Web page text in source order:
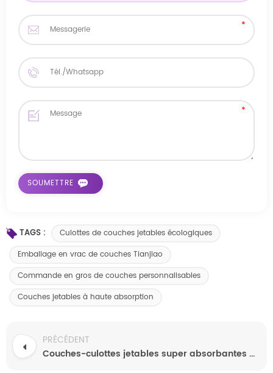
TAGS :
Culottes de couches jetables écologiques
Emballage en vrac de couches Tianjiao
Commande en gros de couches personnalisables
Couches jetables à haute absorption
PRÉCÉDENT
Couches-culottes jetables super absorbantes personnalisées pour bébés (fabricant OEM chinois) avec échantillons gratuits des marques les plus vendues